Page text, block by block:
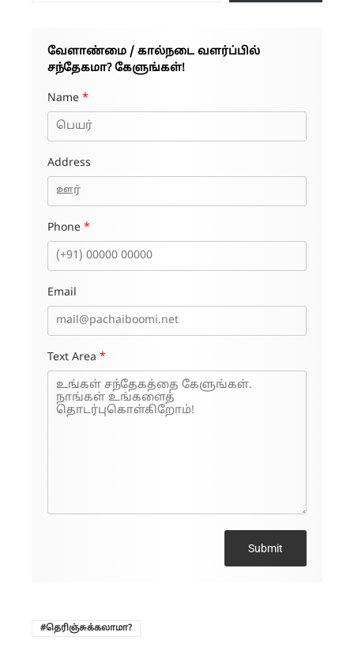
வேளாண்மை / கால்நடை வளர்ப்பில்
சந்தேகமா? கேளுங்கள்!
Name *
Address
Phone *
Email
Text Area *
Submit
தெரிஞ்சுக்கலாமா?